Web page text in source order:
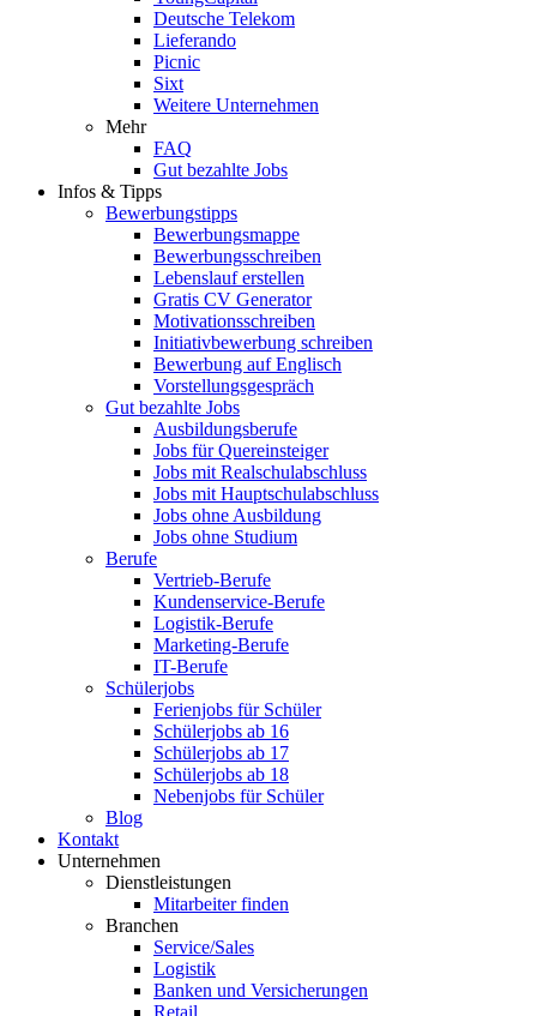
Deutsche Telekom
Lieferando
Picnic
Sixt
Weitere Unternehmen
Mehr
FAQ
Gut bezahlte Jobs
Infos & Tipps
Bewerbungstipps
Bewerbungsmappe
Bewerbungsschreiben
Lebenslauf erstellen
Gratis CV Generator
Motivationsschreiben
Initiativbewerbung schreiben
Bewerbung auf Englisch
Vorstellungsgespräch
Gut bezahlte Jobs
Ausbildungsberufe
Jobs für Quereinsteiger
Jobs mit Realschulabschluss
Jobs mit Hauptschulabschluss
Jobs ohne Ausbildung
Jobs ohne Studium
Berufe
Vertrieb-Berufe
Kundenservice-Berufe
Logistik-Berufe
Marketing-Berufe
IT-Berufe
Schülerjobs
Ferienjobs für Schüler
Schülerjobs ab 16
Schülerjobs ab 17
Schülerjobs ab 18
Nebenjobs für Schüler
Blog
Kontakt
Unternehmen
Dienstleistungen
Mitarbeiter finden
Branchen
Service/Sales
Logistik
Banken und Versicherungen
Retail